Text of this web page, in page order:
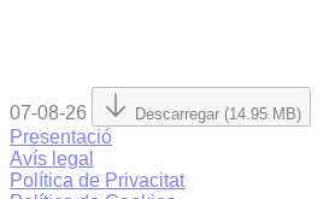
07-08-26 Descarregar (14.95 MB)
Presentació
Avís legal
Política de Privacitat